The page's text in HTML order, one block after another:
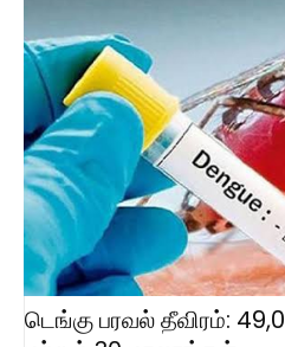
டெங்கு பரவல் தீவிரம்: